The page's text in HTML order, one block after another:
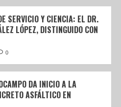
SERVICIO Y CIENCIA: EL DR.
LÓPEZ, DISTINGUIDO CON
0
DA INICIO A LA
ASFÁLTICO EN